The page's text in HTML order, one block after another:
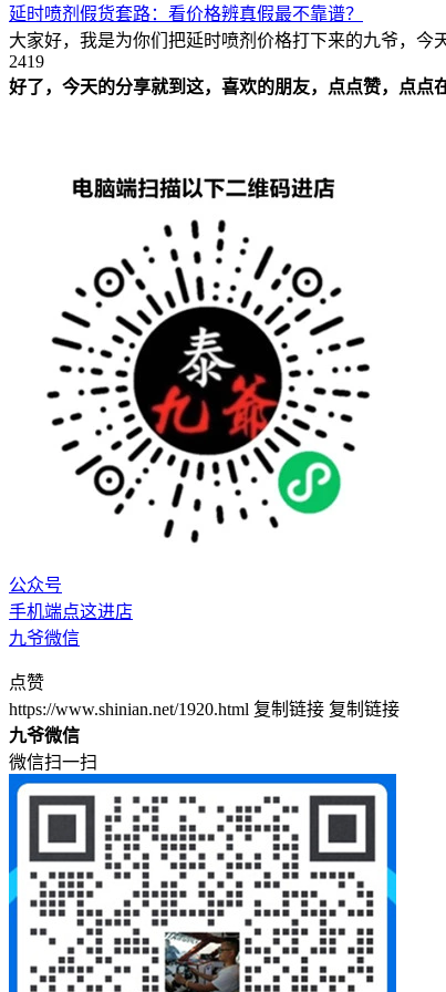
延时喷剂假货套路：看价格辨真假最不靠谱？
大家好，我是为你们把延时喷剂价格打下来的九爷，
2419
好了，今天的分享就到这，喜欢的朋友，
点点赞，点点
公众号
手机端点这进店
九爷微信
点赞
https://www.shinian.net/1920.html 复制链接 复制链接
九爷微信
微信扫一扫